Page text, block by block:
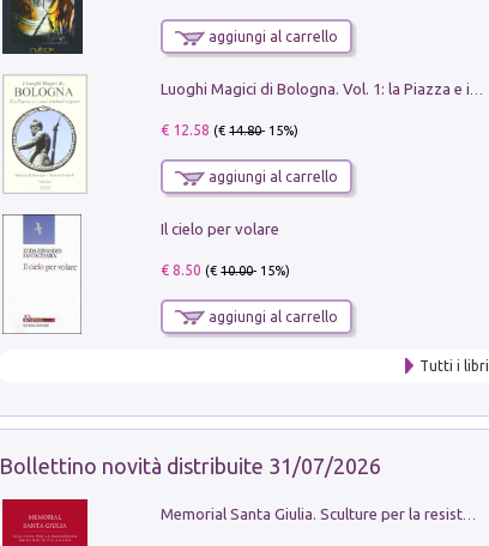
aggiungi al carrello
€ 12.58 (€14.80- 15%)
aggiungi al carrello
Il cielo per volare
€ 8.50 (€10.00- 15%)
aggiungi al carrello
Tutti i libri
Bollettino novità distribuite 31/07/2026